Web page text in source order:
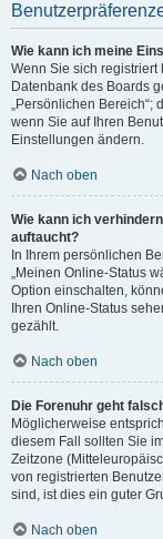
Wie kann ich meine
Wenn Sie sich
Datenbank des Boards
„Persönlichen Bereich“;
wenn Sie auf Ihren
Einstellungen ändern.
Nach oben
Wie kann ich
auftaucht?
In Ihrem persönlichen
„Meinen Online-Status
Option einschalten,
Ihren Online-Status
gezählt.
Nach oben
Die Forenuhr geht
Möglicherweise
diesem Fall sollten Sie
Zeitzone
von registrierten
sind, ist dies ein guter
Nach oben